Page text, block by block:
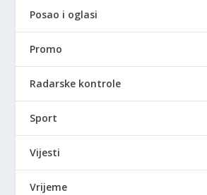
Posao i oglasi
Promo
Radarske kontrole
Sport
Vijesti
Vrijeme